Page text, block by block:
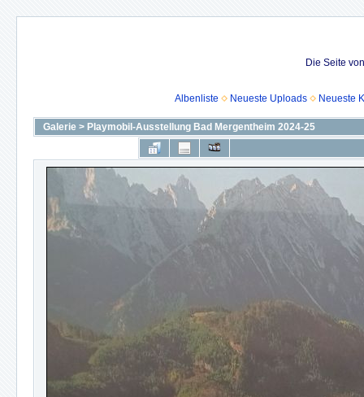
Die Seite
Albenliste Neueste Uploads Neueste
Galerie > Playmobil-Ausstellung Bad Mergentheim 2024-25